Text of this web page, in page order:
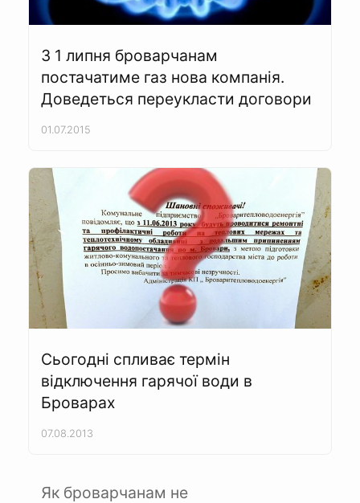
З 1 липня броварчанам
постачатиме газ нова компанія.
Доведеться переукласти договори
01.07.2015
Сьогодні спливає термін
відключення гарячої води в
Броварах
07.08.2013
Як броварчанам не